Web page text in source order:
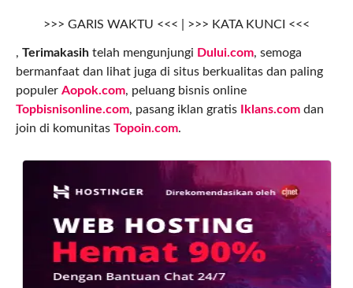
>>> GARIS WAKTU <<< | >>> KATA KUNCI <<<
, Terimakasihtelah mengunjungi Dului.com, semoga
bermanfaat dan lihat juga di situs berkualitas dan paling
populer Aopok.com, peluang bisnis online
Topbisnisonline.com, pasang iklan gratis Iklans.comdan
join di komunitas Topoin.com.